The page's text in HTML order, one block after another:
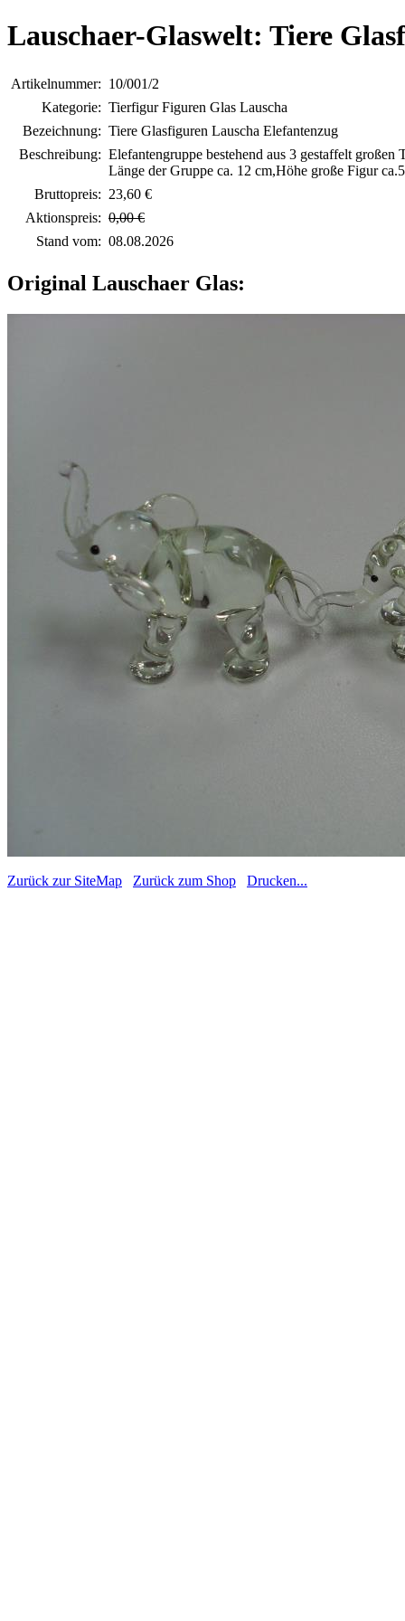
Lauschaer-Glaswelt: Tiere
Artikelnummer: 10/001/2
Kategorie: Tierfigur Figuren Glas Lauscha
Bezeichnung: Tiere Glasfiguren Lauscha Elefantenzug
Beschreibung: Elefantengruppe bestehend aus 3 gestaffelt großen
Länge der Gruppe ca. 12 cm,Höhe große Figur
Bruttopreis: 23,60 €
Aktionspreis: 0,00 €
Stand vom: 08.08.2026
Original Lauschaer Glas:
Zurück zur SiteMap Zurück zum Shop Drucken...